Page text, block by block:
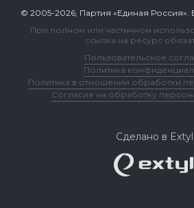
© 2005-2026, Партия «Единая
При полном или частичном
ссылка на ресурс
Пользовательское
Политика
Политика в отношении обработки
Согласие на обработку
Сделано в Extyl